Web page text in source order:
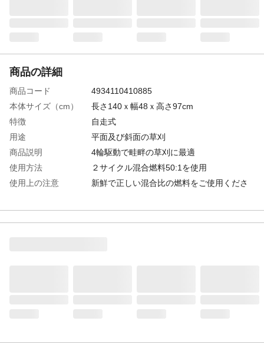
商品の詳細
商品コード
4934110410885
本体サイズ（cm）
長さ140ｘ幅48ｘ高さ97cm
特徴
自走式
用途
平面及び斜面の草刈
商品説明
4輪駆動で畦畔の草刈に最適
使用方法
２サイクル混合燃料50:1を使用
使用上の注意
新鮮で正しい混合比の燃料をご使用くださ
生産国
日本
エンジンやモーター
三菱 TLE48FD